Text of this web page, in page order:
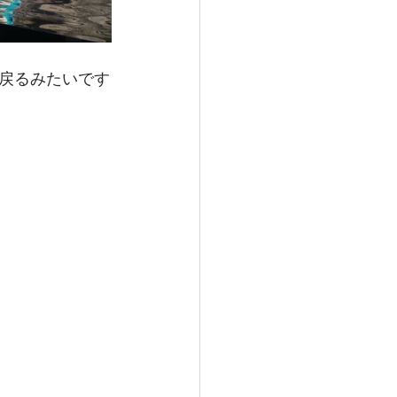
るみたいです